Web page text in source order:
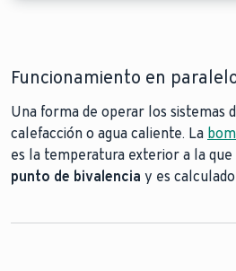
Funcionamiento en
Una forma de operar los sistemas
calefacción o agua caliente. La
es la temperatura exterior a la que
punto de bivalencia y es